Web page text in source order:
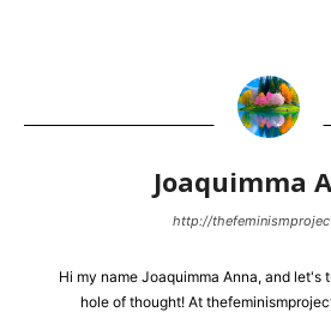
Joaquimma
http://
Hi my name Joaquimma Anna, and let's
hole of thought! At